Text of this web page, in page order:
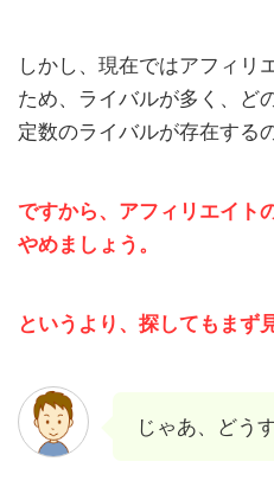
しかし、現在ではアフィリ
ため、ライバルが多く、ど
定数のライバルが存在する
ですから、アフィリエイト
やめましょう。
というより、探してもまず
じゃあ、どう